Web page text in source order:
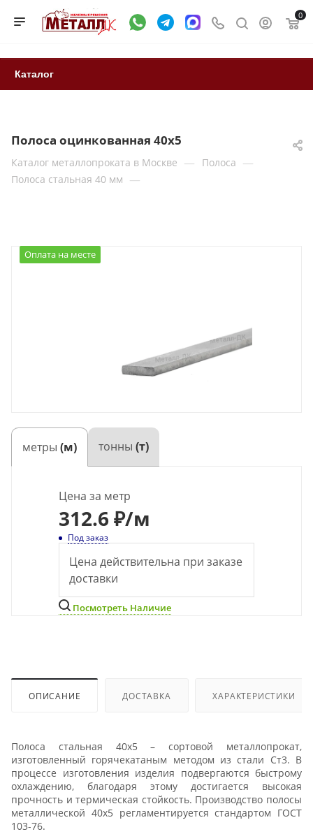
0
Каталог
Полоса оцинкованная 40х5
Каталог металлопроката в Москве — Полоса —
Полоса стальная 40 мм —
Оплата на месте
метры (м) тонны (т)
Цена за метр
312.6 ₽/м
Под заказ
Цена действительна при заказе
доставки
Посмотреть Наличие
ОПИСАНИЕ ДОСТАВКА ХАРАКТЕРИСТИКИ
Полоса стальная 40х5 – сортовой металлопрокат,
изготовленный горячекатаным методом из стали Ст3. В
процессе изготовления изделия подвергаются быстрому
охлаждению, благодаря этому достигается высокая
прочность и термическая стойкость. Производство полосы
металлической 40х5 регламентируется стандартом ГОСТ
103-76.